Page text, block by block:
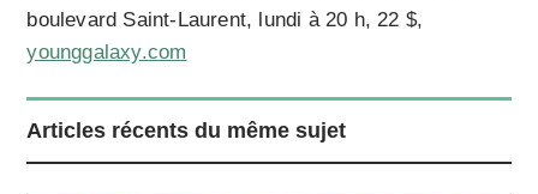
boulevard Saint-Laurent, lundi à 20 h, 22 $,
younggalaxy.com
Articles récents du même sujet